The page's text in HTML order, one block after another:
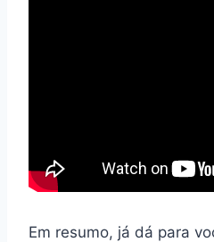
Em resumo, já dá para